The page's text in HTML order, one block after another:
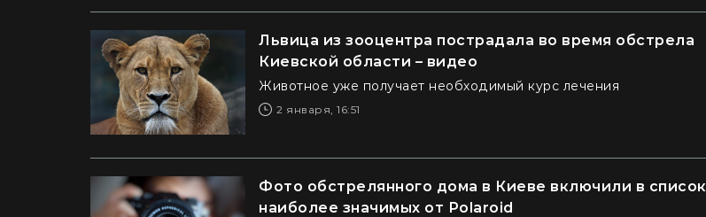
Львица из зооцентра пострадала во время обстрела
Киевской области – видео
Животное уже получает необходимый курс лечения
2 января, 16:51
Фото обстрелянного дома в Киеве включили в список
наиболее значимых от Polaroid